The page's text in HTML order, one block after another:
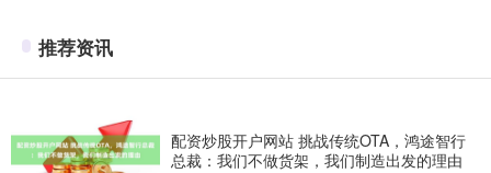
推荐资讯
配资炒股开户网站 挑战传统OTA，鸿途智行
总裁：我们不做货架，我们制造出发的理由